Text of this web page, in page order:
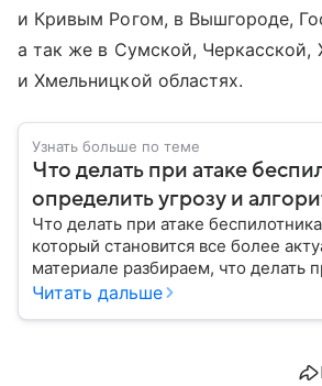
и Кривым Рогом, в Вышгороде,
а так же в Сумской, Черкасской,
и Хмельницкой областях.
Узнать больше по теме
Что делать при атаке
определить угрозу и
Что делать при атаке
который становится все более
материале разбираем, что делать
как распознать угрозу, какие
Читать дальше